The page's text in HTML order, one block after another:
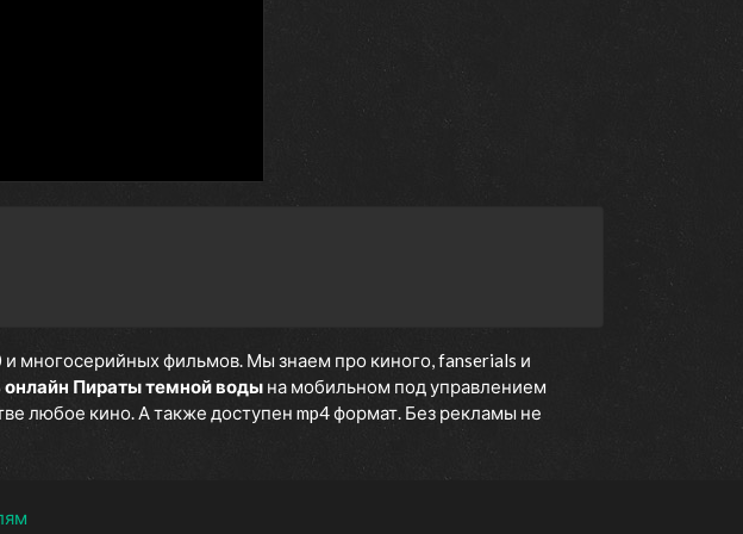
12 октября 1991
25 февраля 1991
многосерийных фильмов. Мы знаем про киного, fanserials и
онлайн Пираты темной воды на мобильном под управлением
любое кино. А также доступен mp4 формат. Без рекламы не